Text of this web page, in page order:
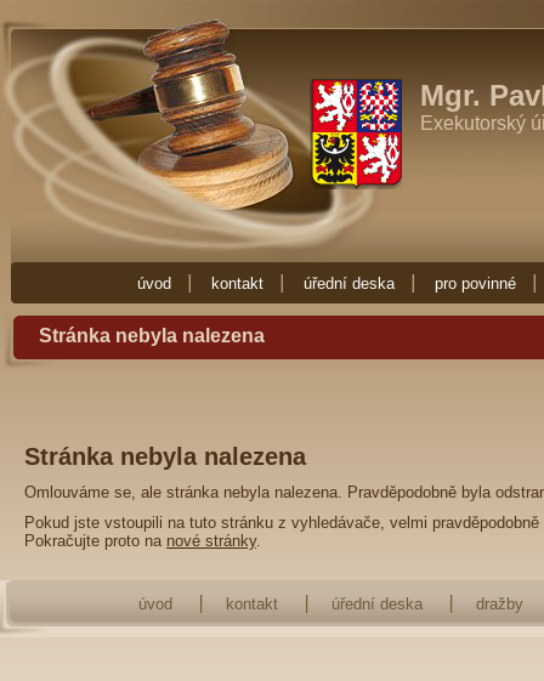
Exekutor Mgr. Pavla Fučíková
Zde najdete vše co potřebujete vědět o exekuci. Exekuce Ostrava je zde
exekutora nebo nějakou radu ohledně exekuce, obraťte se na
Mgr.
Exekutorský
úvod kontakt úřední deska pro povinné
Stránka nebyla nalezena
Stránka nebyla nalezena
Omlouváme se, ale stránka nebyla nalezena. Pravděpodobně byla
Pokud jste vstoupili na tuto stránku z vyhledávače, velmi
Pokračujte proto na nové stránky.
úvod kontakt úřední deska dražby